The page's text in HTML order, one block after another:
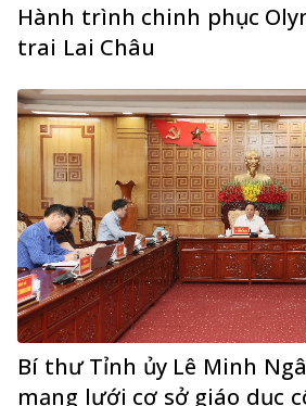
Hành trình chinh phục
trai Lai Châu
Bí thư Tỉnh ủy Lê Minh
mạng lưới cơ sở giáo dục